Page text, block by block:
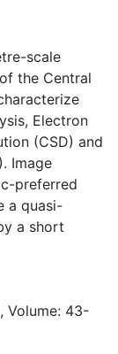
scale
the Central
Electron
(CSD) and
Image
preferred
a quasi-
a short
Volume: 43-